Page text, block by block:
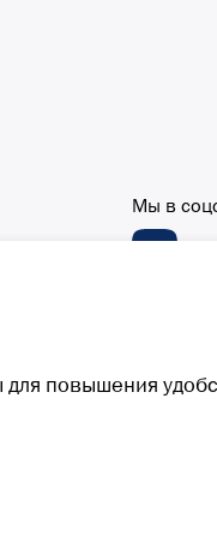
Мы в
и реализации
Новокузнецком
повышения